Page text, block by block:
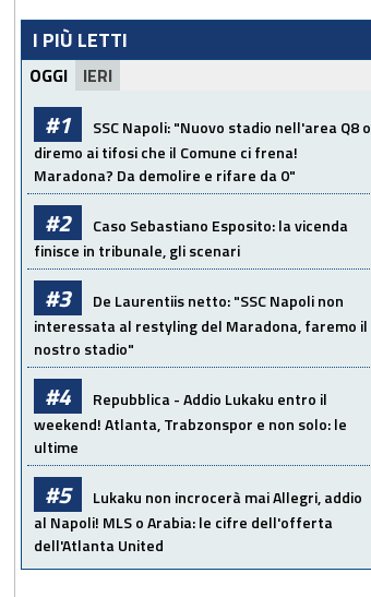
I PIÙ LETTI
OGGI IERI
#1
SSC Napoli: "Nuovo stadio nell'area Q8 o
diremo ai tifosi che il Comune ci frena!
Maradona? Da demolire e rifare da 0"
#2
Caso Sebastiano Esposito: la vicenda
finisce in tribunale, gli scenari
#3
De Laurentiis netto: "SSC Napoli non
interessata al restyling del Maradona, faremo il
nostro stadio"
#4
Repubblica - Addio Lukaku entro il
weekend! Atlanta, Trabzonspor e non solo: le
ultime
#5
Lukaku non incrocerà mai Allegri, addio
al Napoli! MLS o Arabia: le cifre dell'offerta
dell'Atlanta United